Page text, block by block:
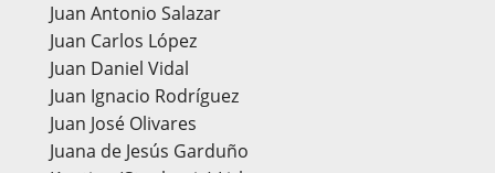
Juan Antonio Salazar
Juan Carlos López
Juan Daniel Vidal
Juan Ignacio Rodríguez
Juan José Olivares
Juana de Jesús Garduño